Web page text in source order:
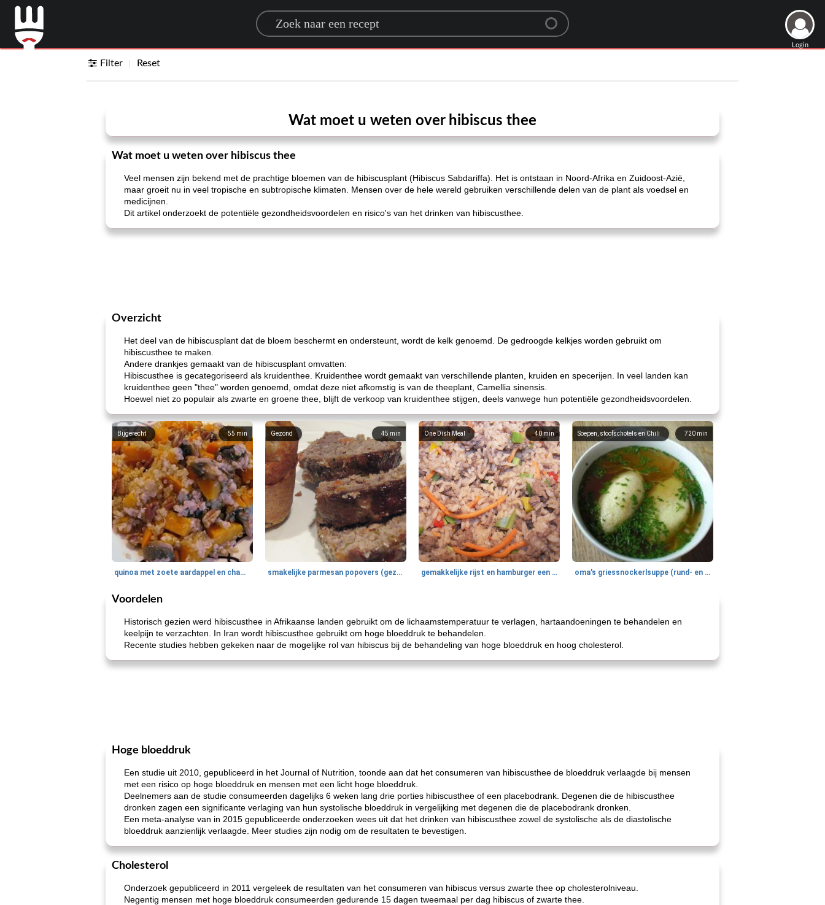
Search for a recipe
Login
Filter Reset
Wat moet u weten over hibiscus thee
Wat moet u weten over hibiscus thee
Veel mensen zijn bekend met de prachtige bloemen van de hibiscusplant (Hibiscus Sabdariffa). Het is ontstaan ​​in Noord-Afrika en Zuidoost-Azië,
maar groeit nu in veel tropische en subtropische klimaten. Mensen over de hele wereld gebruiken verschillende delen van de plant als voedsel en
medicijnen.
Dit artikel onderzoekt de potentiële gezondheidsvoordelen en risico's van het drinken van hibiscusthee.
Overzicht
Het deel van de hibiscusplant dat de bloem beschermt en ondersteunt, wordt de kelk genoemd. De gedroogde kelkjes worden gebruikt om
hibiscusthee te maken.
Andere drankjes gemaakt van de hibiscusplant omvatten:
Hibiscusthee is gecategoriseerd als kruidenthee. Kruidenthee wordt gemaakt van verschillende planten, kruiden en specerijen. In veel landen kan
kruidenthee geen "thee" worden genoemd, omdat deze niet afkomstig is van de theeplant, Camellia sinensis.
Hoewel niet zo populair als zwarte en groene thee, blijft de verkoop van kruidenthee stijgen, deels vanwege hun potentiële gezondheidsvoordelen.
55 min
Bijgerecht
quinoa met zoete aardappel en champignons
45 min
Gezond
smakelijke parmesan popovers (gezonder!)
40min
One Dish Meal
gemakkelijke rijst en hamburger een gerecht diner
720 min
Soepen, stoofschotels en Chili
oma's griessnockerlsuppe (rund- en griesmeelknoedelsoep)
Voordelen
Historisch gezien werd hibiscusthee in Afrikaanse landen gebruikt om de lichaamstemperatuur te verlagen, hartaandoeningen te behandelen en
keelpijn te verzachten. In Iran wordt hibiscusthee gebruikt om hoge bloeddruk te behandelen.
Recente studies hebben gekeken naar de mogelijke rol van hibiscus bij de behandeling van hoge bloeddruk en hoog cholesterol.
Hoge bloeddruk
Een studie uit 2010, gepubliceerd in het Journal of Nutrition, toonde aan dat het consumeren van hibiscusthee de bloeddruk verlaagde bij mensen
met een risico op hoge bloeddruk en mensen met een licht hoge bloeddruk.
Deelnemers aan de studie consumeerden dagelijks 6 weken lang drie porties hibiscusthee of een placebodrank. Degenen die de hibiscusthee
dronken zagen een significante verlaging van hun systolische bloeddruk in vergelijking met degenen die de placebodrank dronken.
Een meta-analyse van in 2015 gepubliceerde onderzoeken wees uit dat het drinken van hibiscusthee zowel de systolische als de diastolische
bloeddruk aanzienlijk verlaagde. Meer studies zijn nodig om de resultaten te bevestigen.
Cholesterol
Onderzoek gepubliceerd in 2011 vergeleek de resultaten van het consumeren van hibiscus versus zwarte thee op cholesterolniveau.
Negentig mensen met hoge bloeddruk consumeerden gedurende 15 dagen tweemaal per dag hibiscus of zwarte thee.